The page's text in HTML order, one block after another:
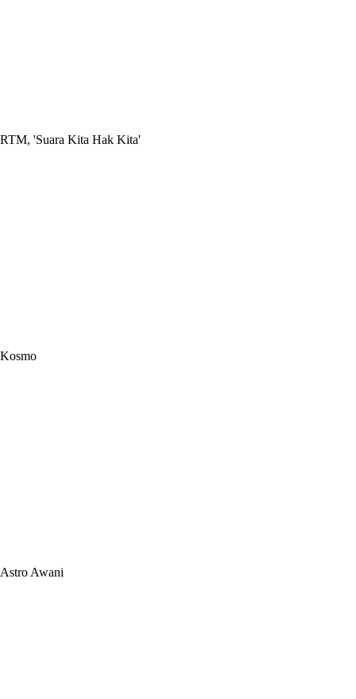
RTM, 'Suara Kita Hak Kita'
Kosmo
Astro Awani